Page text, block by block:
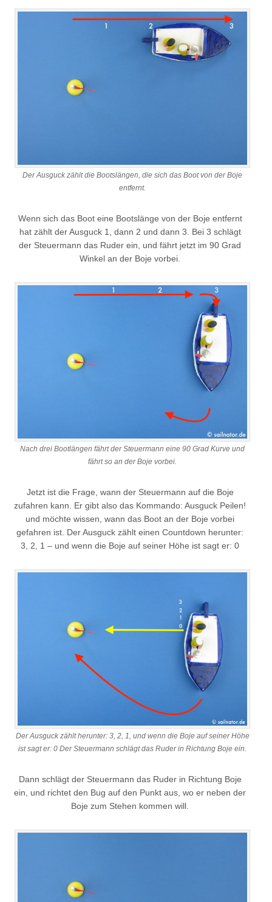
Der Ausguck zählt die Bootslängen, die sich das Boot von der Boje
entfernt.
Wenn sich das Boot eine Bootslänge von der Boje entfernt
hat zählt der Ausguck 1, dann 2 und dann 3. Bei 3 schlägt
der Steuermann das Ruder ein, und fährt jetzt im 90 Grad
Winkel an der Boje vorbei.
Nach drei Bootlängen fährt der Steuermann eine 90 Grad Kurve und
fährt so an der Boje vorbei.
Jetzt ist die Frage, wann der Steuermann auf die Boje
zufahren kann. Er gibt also das Kommando: Ausguck Peilen!
und möchte wissen, wann das Boot an der Boje vorbei
gefahren ist. Der Ausguck zählt einen Countdown herunter:
3, 2, 1 – und wenn die Boje auf seiner Höhe ist sagt er: 0
Der Ausguck zählt herunter: 3, 2, 1, und wenn die Boje auf seiner Höhe
ist sagt er: 0 Der Steuermann schlägt das Ruder in Richtung Boje ein.
Dann schlägt der Steuermann das Ruder in Richtung Boje
ein, und richtet den Bug auf den Punkt aus, wo er neben der
Boje zum Stehen kommen will.